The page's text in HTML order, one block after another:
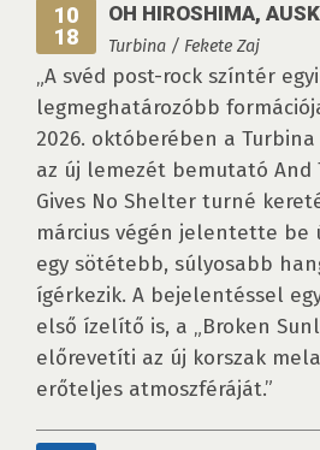
10
18
OH HIROSHIMA,
Turbina / Fekete Zaj
„A svéd post-rock színtér
legmeghatározóbb
2026. októberében a
az új lemezét bemutató And
Gives No Shelter turné
március végén jelentette be
egy sötétebb, súlyosabb
ígérkezik. A bejelentéssel
első ízelítő is, a „Broken
előrevetíti az új korszak
erőteljes atmoszféráját.”